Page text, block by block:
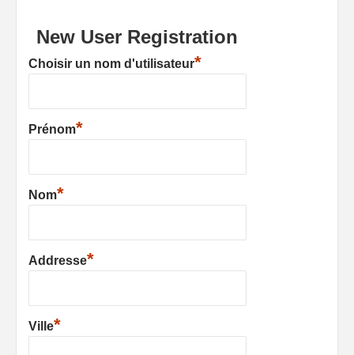
New User Registration
Choisir un nom d'utilisateur*
Prénom*
Nom*
Addresse*
Ville*